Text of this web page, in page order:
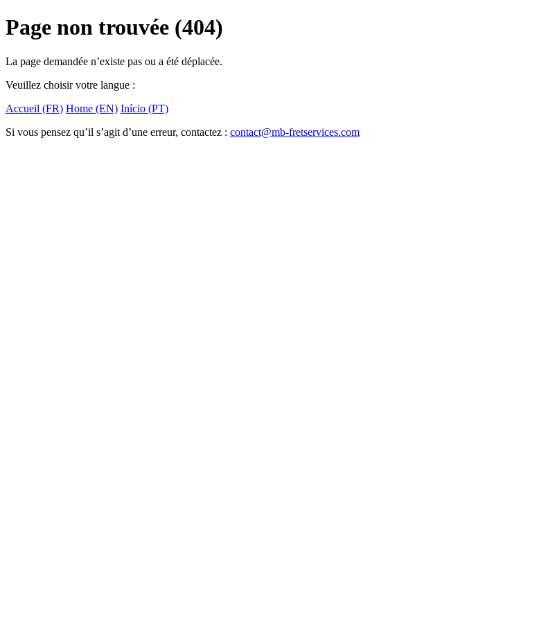
Page non trouvée (404)
La page demandée n’existe pas ou a été déplacée.
Veuillez choisir votre langue :
Accueil (FR) Home (EN) Início (PT)
Si vous pensez qu’il s’agit d’une erreur, contactez : contact@mb-fretservices.com